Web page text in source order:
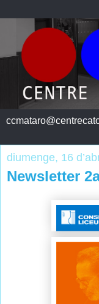
diumenge, 16
Newsletter